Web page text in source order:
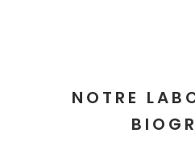
NOTRE